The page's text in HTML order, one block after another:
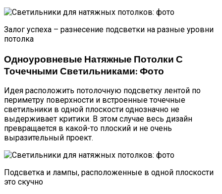
Залог успеха – разнесение подсветки на разные уровни
потолка
Одноуровневые Натяжные Потолки С
Точечными Светильниками: Фото
Идея расположить потолочную подсветку лентой по
периметру поверхности и встроенные точечные
светильники в одной плоскости однозначно не
выдерживает критики. В этом случае весь дизайн
превращается в какой-то плоский и не очень
выразительный проект.
Подсветка и лампы, расположенные в одной плоскости
это скучно